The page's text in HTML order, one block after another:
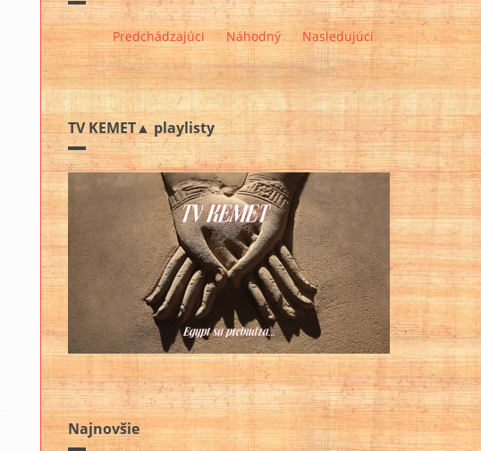
Predchádzajúci Náhodný Nasledujúci
TV KEMET▲ playlisty
Najnovšie